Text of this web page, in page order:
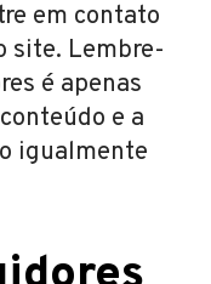
em contato
site. Lembre-
é apenas
e a
igualmente